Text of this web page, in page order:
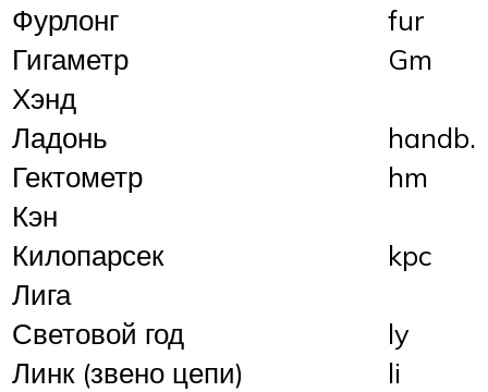
Фурлонг
fur
Гигаметр
Gm
Хэнд
Ладонь
handb.
Гектометр
hm
Кэн
Килопарсек
kpc
Лига
Световой год
ly
Линк (звено цепи)
li